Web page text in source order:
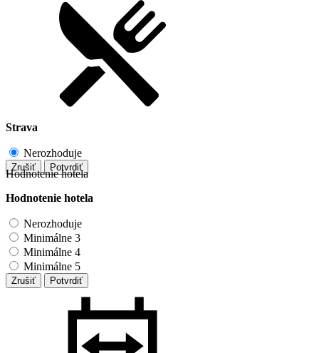
Strava
Nerozhoduje
Zrušiť Potvrdiť
Hodnotenie hotela
Hodnotenie hotela
Nerozhoduje
Minimálne 3
Minimálne 4
Minimálne 5
Zrušiť Potvrdiť